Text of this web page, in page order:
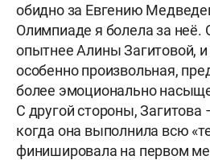
обидно за Евгению
Олимпиаде я болела за неё.
опытнее Алины Загитовой,
особенно произвольная,
более эмоционально
С другой стороны, Загитова
когда она выполнила всю
финишировала на первом